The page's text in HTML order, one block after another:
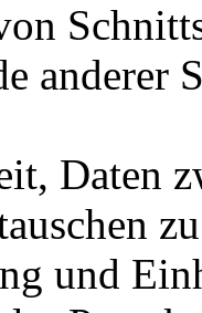
anderer
Daten
und